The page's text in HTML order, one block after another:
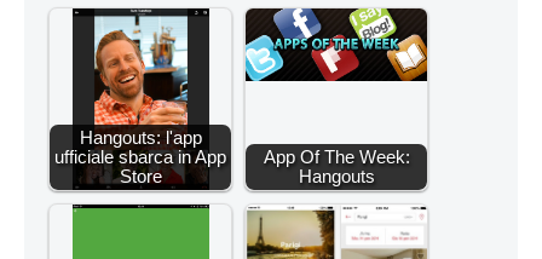
Hangouts: l'app
ufficiale sbarca in App
Store
App Of The Week:
Hangouts